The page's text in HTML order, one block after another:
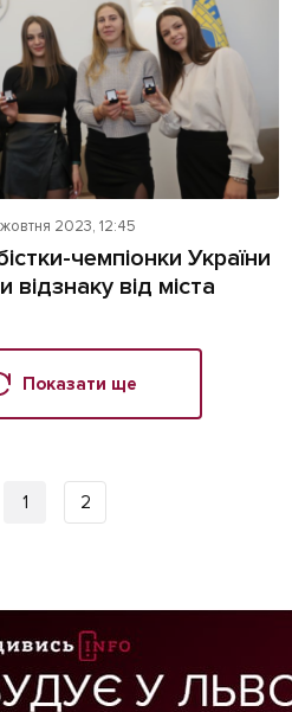
жовтня 2023, 12:45
чемпіонки України
відзнаку від міста
Показати ще
1 2